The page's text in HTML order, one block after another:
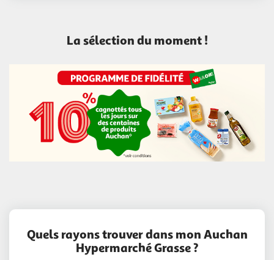
La sélection du moment !
Quels rayons trouver dans mon Auchan
Hypermarché Grasse ?